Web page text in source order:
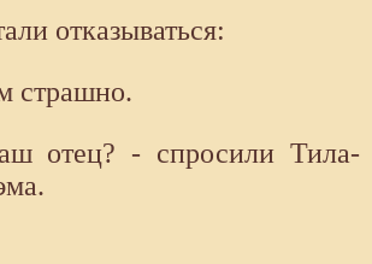
отказываться:
страшно.
отец? - спросили Тила-